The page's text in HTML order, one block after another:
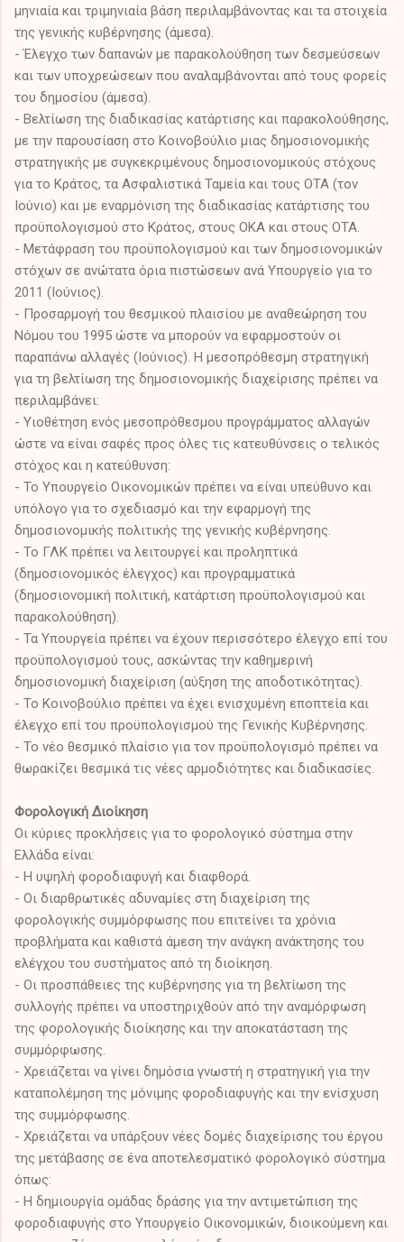
μηνιαία και τριμηνιαία βάση περιλαμβάνοντας και τα στοιχεία
της γενικής κυβέρνησης (άμεσα).
- Έλεγχο των δαπανών με παρακολούθηση των δεσμεύσεων
και των υποχρεώσεων που αναλαμβάνονται από τους φορείς
του δημοσίου (άμεσα).
- Βελτίωση της διαδικασίας κατάρτισης και παρακολούθησης,
με την παρουσίαση στο Κοινοβούλιο μιας δημοσιονομικής
στρατηγικής με συγκεκριμένους δημοσιονομικούς στόχους
για το Κράτος, τα Ασφαλιστικά Ταμεία και τους ΟΤΑ (τον
Ιούνιο) και με εναρμόνιση της διαδικασίας κατάρτισης του
προϋπολογισμού στο Κράτος, στους ΟΚΑ και στους ΟΤΑ.
- Μετάφραση του προϋπολογισμού και των δημοσιονομικών
στόχων σε ανώτατα όρια πιστώσεων ανά Υπουργείο για το
2011 (Ιούνιος).
- Προσαρμογή του θεσμικού πλαισίου με αναθεώρηση του
Νόμου του 1995 ώστε να μπορούν να εφαρμοστούν οι
παραπάνω αλλαγές (Ιούνιος). Η μεσοπρόθεσμη στρατηγική
για τη βελτίωση της δημοσιονομικής διαχείρισης πρέπει να
περιλαμβάνει:
- Υιοθέτηση ενός μεσοπρόθεσμου προγράμματος αλλαγών
ώστε να είναι σαφές προς όλες τις κατευθύνσεις ο τελικός
στόχος και η κατεύθυνση:
- Το Υπουργείο Οικονομικών πρέπει να είναι υπεύθυνο και
υπόλογο για το σχεδιασμό και την εφαρμογή της
δημοσιονομικής πολιτικής της γενικής κυβέρνησης.
- Το ΓΛΚ πρέπει να λειτουργεί και προληπτικά
(δημοσιονομικός έλεγχος) και προγραμματικά
(δημοσιονομική πολιτική, κατάρτιση προϋπολογισμού και
παρακολούθηση).
- Τα Υπουργεία πρέπει να έχουν περισσότερο έλεγχο επί του
προϋπολογισμού τους, ασκώντας την καθημερινή
δημοσιονομική διαχείριση (αύξηση της αποδοτικότητας).
- Το Κοινοβούλιο πρέπει να έχει ενισχυμένη εποπτεία και
έλεγχο επί του προϋπολογισμού της Γενικής Κυβέρνησης.
- Το νέο θεσμικό πλαίσιο για τον προϋπολογισμό πρέπει να
θωρακίζει θεσμικά τις νέες αρμοδιότητες και διαδικασίες.
Φορολογική Διοίκηση
Οι κύριες προκλήσεις για το φορολογικό σύστημα στην
Ελλάδα είναι:
- Η υψηλή φοροδιαφυγή και διαφθορά.
- Οι διαρθρωτικές αδυναμίες στη διαχείριση της
φορολογικής συμμόρφωσης που επιτείνει τα χρόνια
προβλήματα και καθιστά άμεση την ανάγκη ανάκτησης του
ελέγχου του συστήματος από τη διοίκηση.
- Οι προσπάθειες της κυβέρνησης για τη βελτίωση της
συλλογής πρέπει να υποστηριχθούν από την αναμόρφωση
της φορολογικής διοίκησης και την αποκατάσταση της
συμμόρφωσης.
- Χρειάζεται να γίνει δημόσια γνωστή η στρατηγική για την
καταπολέμηση της μόνιμης φοροδιαφυγής και την ενίσχυση
της συμμόρφωσης.
- Χρειάζεται να υπάρξουν νέες δομές διαχείρισης του έργου
της μετάβασης σε ένα αποτελεσματικό φορολογικό σύστημα
όπως:
- Η δημιουργία ομάδας δράσης για την αντιμετώπιση της
φοροδιαφυγής στο Υπουργείο Οικονομικών, διοικούμενη και